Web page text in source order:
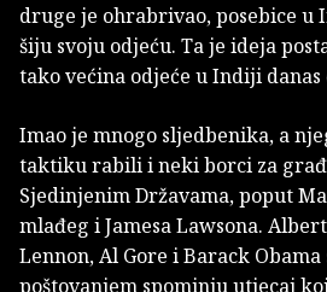
druge je ohrabrivao, posebice u
šiju svoju odjeću. Ta je ideja
tako većina odjeće u Indiji
Imao je mnogo sljedbenika, a
taktiku rabili i neki borci za
Sjedinjenim Državama, poput
mlađeg i Jamesa Lawsona.
Lennon, Al Gore i Barack
poštovanjem spominju utjecaj